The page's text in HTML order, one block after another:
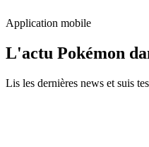
Application mobile
L'actu Pokémon
Lis les dernières news et suis